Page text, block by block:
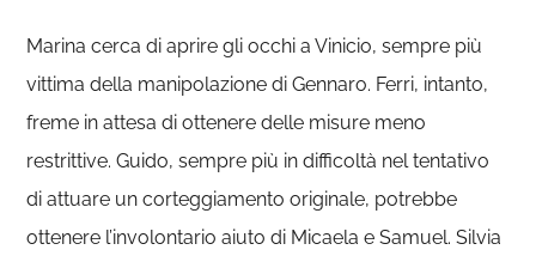
Marina cerca di aprire gli occhi a Vinicio, sempre più
vittima della manipolazione di Gennaro. Ferri, intanto,
freme in attesa di ottenere delle misure meno
restrittive. Guido, sempre più in difficoltà nel tentativo
di attuare un corteggiamento originale, potrebbe
ottenere l’involontario aiuto di Micaela e Samuel. Silvia